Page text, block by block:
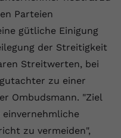
Parteien
gütliche Einigung
der Streitigkeit
Streitwerten, bei
zu einer
Ombudsmann. "Ziel
zu vermeiden",
ID, um
speichern, welche
der Nutzer